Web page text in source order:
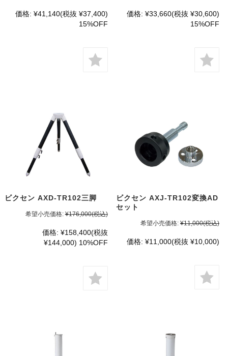
価格: ¥41,140(税抜 ¥37,400)
15%OFF
価格: ¥33,660(税抜 ¥30,600)
15%OFF
ビクセン AXD-TR102三脚
希望小売価格: ¥176,000(税込)
価格: ¥158,400(税抜
¥144,000) 10%OFF
ビクセン AXJ-TR102変換AD
セット
希望小売価格: ¥11,000(税込)
価格: ¥11,000(税抜 ¥10,000)